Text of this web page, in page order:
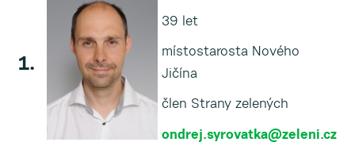
▼
1.
39 let
místostarosta Nového
Jičína
člen Strany zelených
ondrej.syrovatka@zeleni.cz